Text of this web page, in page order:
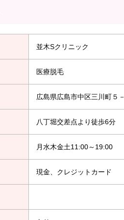
並木Sクリニック
医療脱毛
広島県広島市中区三川町５
八丁堀交差点より徒歩6分
月水木金土11:00～19:00
現金、クレジットカード